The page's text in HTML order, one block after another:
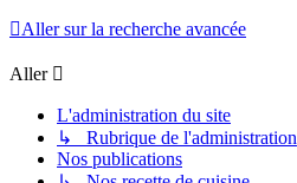
Aller sur la recherche avancée
Aller
L'administration du site
↳ Rubrique de l'administration
Nos publications